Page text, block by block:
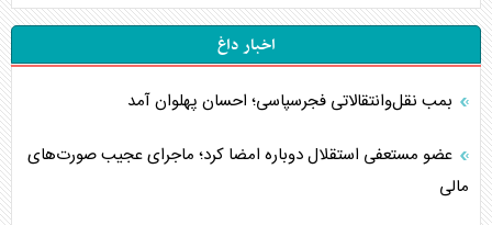
اخبار داغ
بمب نقل‌وانتقالاتی فجرسپاسی؛ احسان پهلوان آمد
عضو مستعفی استقلال دوباره امضا کرد؛ ماجرای عجیب صورت‌های
مالی